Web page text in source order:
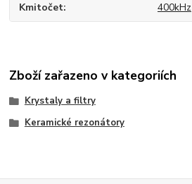
Kmitočet 400kHz
Zboží zařazeno v kategoriích
Krystaly a filtry
Keramické rezonátory